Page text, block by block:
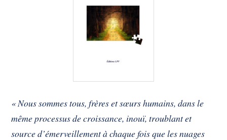
« Nous sommes tous, frères et sœurs humains, dans le
même processus de croissance, inouï, troublant et
source d’émerveillement à chaque fois que les nuages